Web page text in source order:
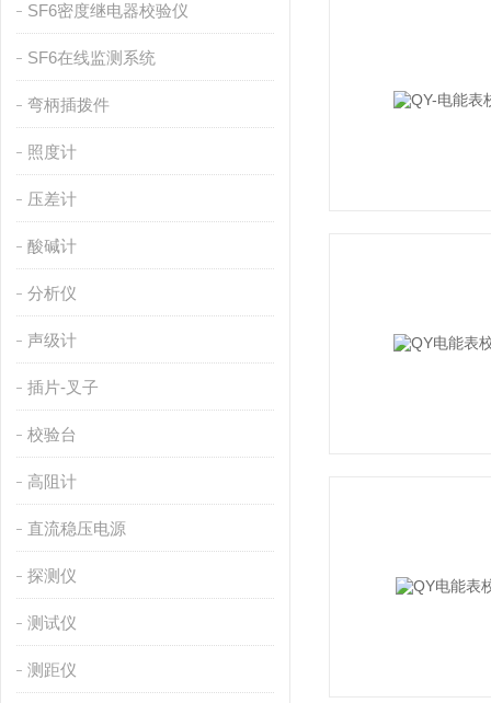
SF6密度继电器校验仪
SF6在线监测系统
弯柄插拨件
照度计
压差计
酸碱计
分析仪
声级计
插片-叉子
校验台
高阻计
直流稳压电源
探测仪
测试仪
测距仪